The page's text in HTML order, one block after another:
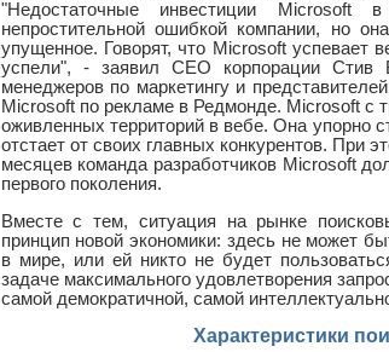
"Недостаточные инвестиции Microsoft
непростительной ошибкой компании, но
упущенное. Говорят, что Microsoft успевает
успели", - заявил CEO корпорации Стив
менеджеров по маркетингу и
Microsoft по рекламе в Редмонде. Microsoft с
оживленных территорий в вебе. Она упорно
отстает от своих главных конкурентов. При
месяцев команда разработчиков Microsoft
первого поколения.
Вместе с тем, ситуация на рынке
принцип новой экономики: здесь не может
в мире, или ей никто не будет
задаче максимального удовлетворения
самой демократичной, самой
Характеристики